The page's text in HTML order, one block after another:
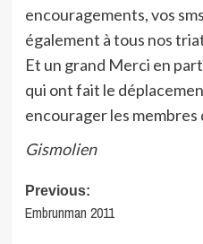
encouragements, vos
également à tous nos
Et un grand Merci en
qui ont fait le
encourager les membres
Gismolien
Post
navigation
Previous:
Embrunman 2011